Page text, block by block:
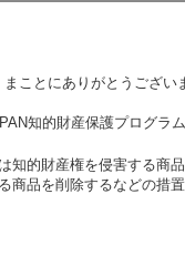
ことにありがとうござい
知的財産保護プログラ
知的財産権を侵害する商
商品を削除するなどの措